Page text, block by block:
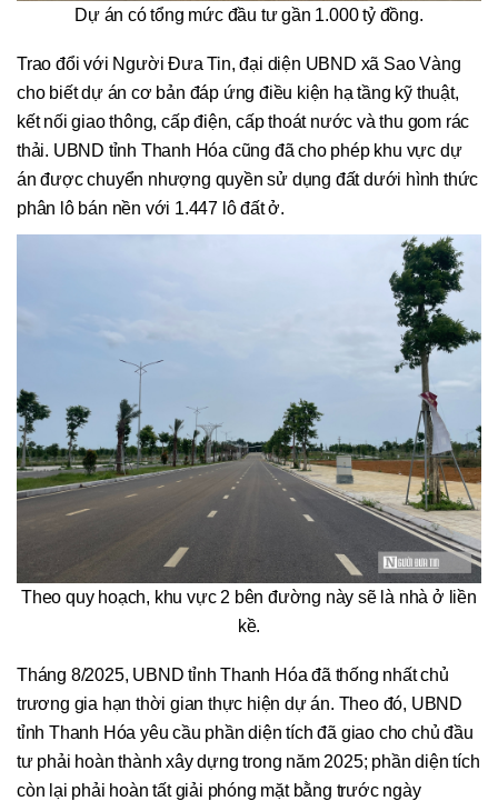
Dự án có tổng mức đầu tư gần 1.000 tỷ đồng.
Trao đổi với Người Đưa Tin, đại diện UBND xã Sao Vàng
cho biết dự án cơ bản đáp ứng điều kiện hạ tầng kỹ thuật,
kết nối giao thông, cấp điện, cấp thoát nước và thu gom rác
thải. UBND tỉnh Thanh Hóa cũng đã cho phép khu vực dự
án được chuyển nhượng quyền sử dụng đất dưới hình thức
phân lô bán nền với 1.447 lô đất ở.
Theo quy hoạch, khu vực 2 bên đường này sẽ là nhà ở liền
kề.
Tháng 8/2025, UBND tỉnh Thanh Hóa đã thống nhất chủ
trương gia hạn thời gian thực hiện dự án. Theo đó, UBND
tỉnh Thanh Hóa yêu cầu phần diện tích đã giao cho chủ đầu
tư phải hoàn thành xây dựng trong năm 2025; phần diện tích
còn lại phải hoàn tất giải phóng mặt bằng trước ngày